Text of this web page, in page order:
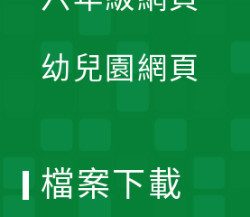
幼兒園網頁
檔案下載